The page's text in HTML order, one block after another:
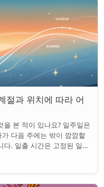
절과 위치에 따라 어
본 적이 있나요? 일주일은
다음 주에는 밖이 깜깜할
. 일출 시간은 고정된 일정